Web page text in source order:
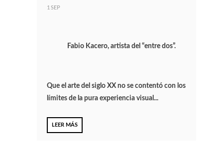
1 SEP
Fabio Kacero, artista del “entre dos”.
Que el arte del siglo XX no se contentó con los
límites de la pura experiencia visual...
LEER MÁS